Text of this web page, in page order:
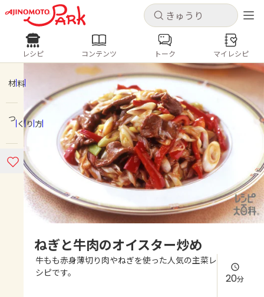
キャンセル
ログインするとレシピを保存できます
ログイン 新規登録
ホーム
コンテンツ
レシピ
よくあるお問い合わせ
キャンセル
レシピ コンテンツ
人気の食材・レシピ
きゅうり なす トマト
とうもろこし
ピーマン
みょうが ゴーヤ
レシピ コンテンツ トーク マイレシピ
材料
つくり方
ねぎと牛肉のオイスター炒め
牛もも赤身薄切り肉やねぎを使った人気の主菜レ
シピです。
20分